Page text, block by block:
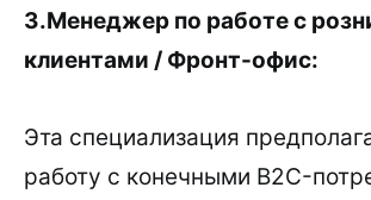
3.Менеджер по работе с
клиентами / Фронт-офис:
Эта специализация
работу с конечными B2C-